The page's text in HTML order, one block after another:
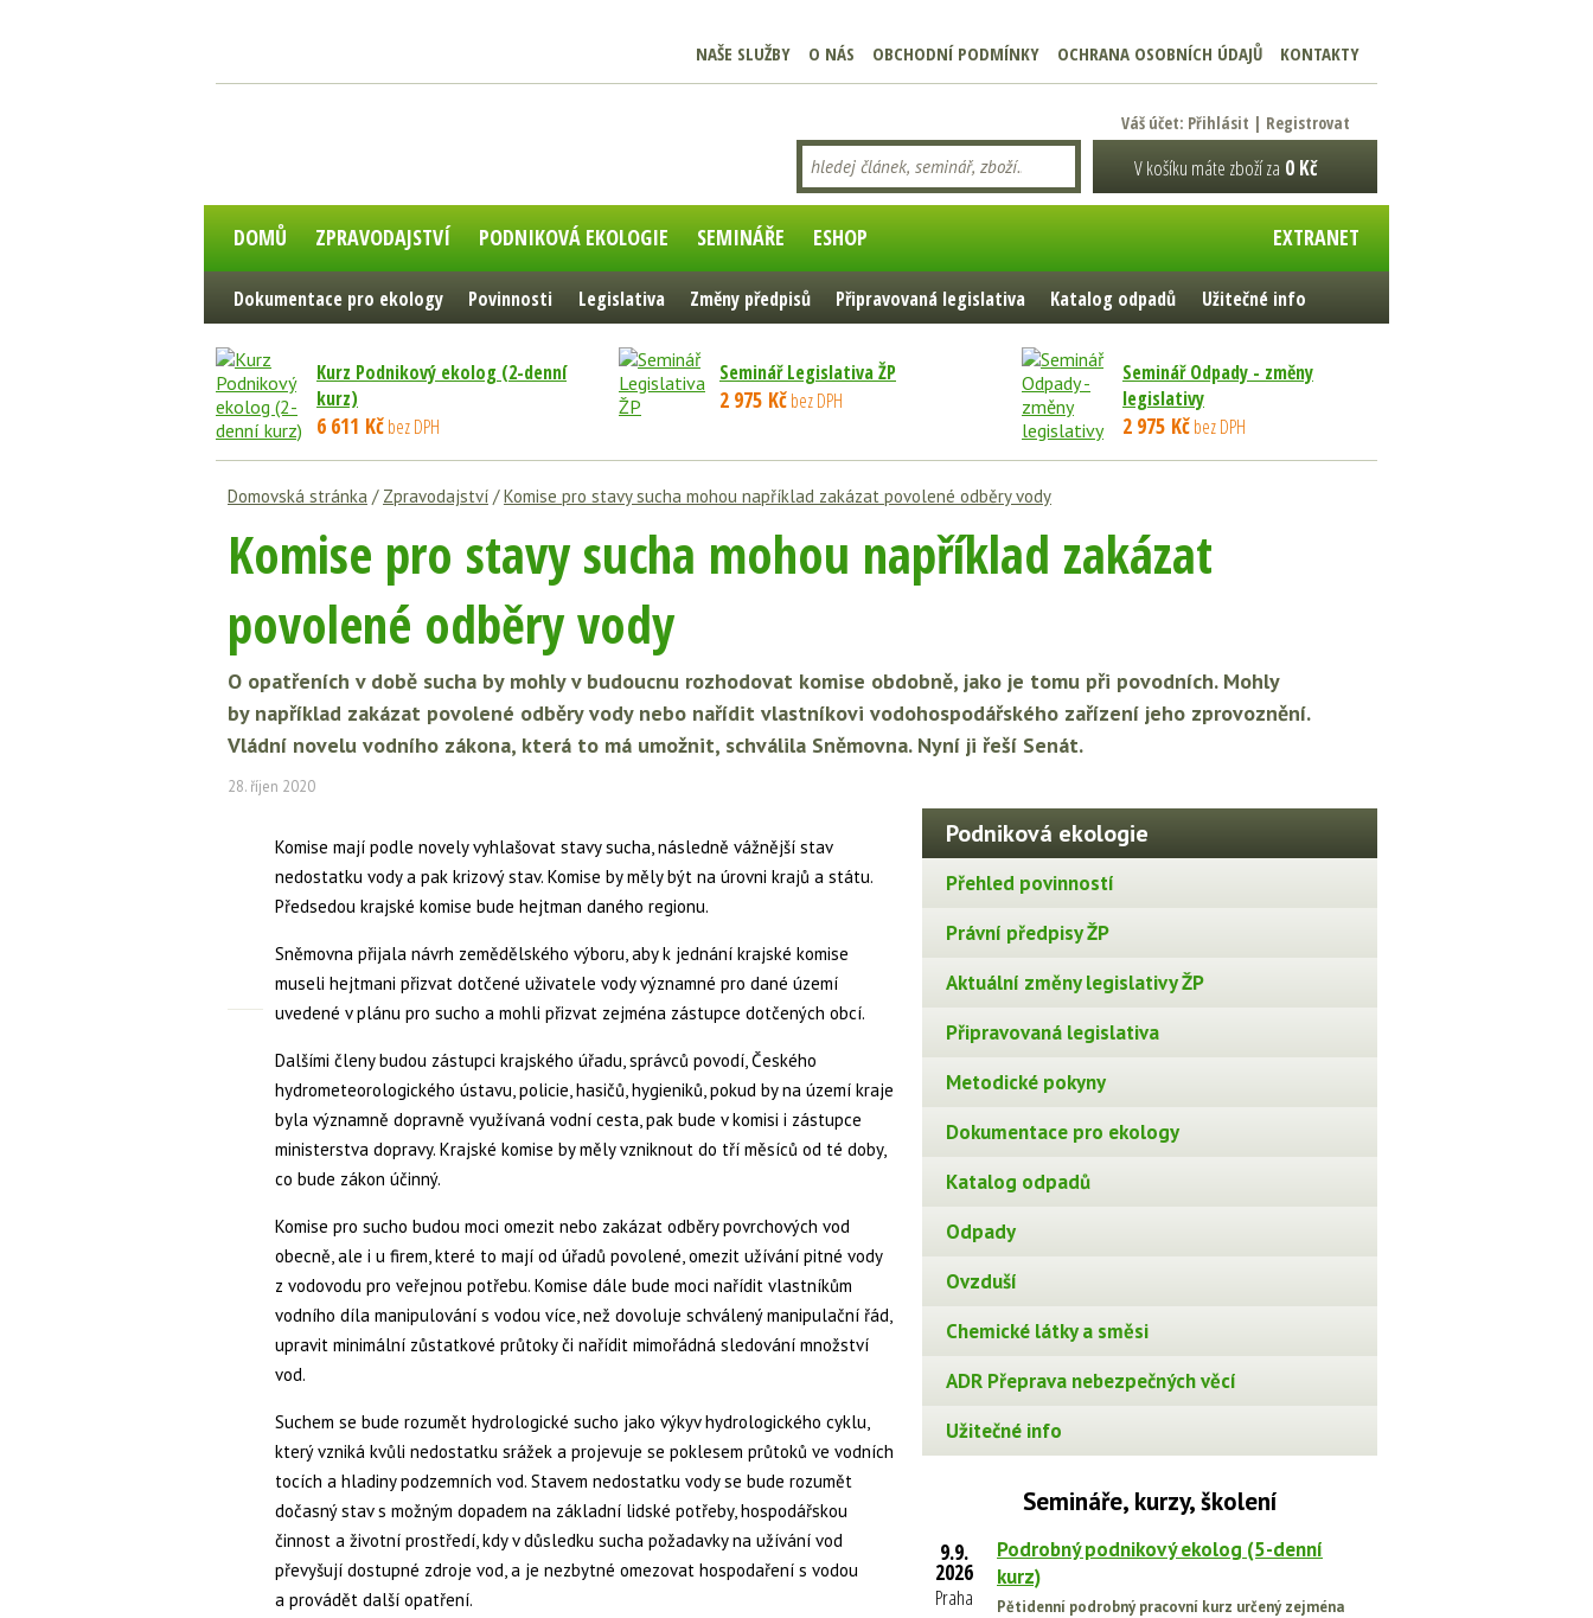
NAŠE SLUŽBY O NÁS OBCHODNÍ PODMÍNKY OCHRANA OSOBNÍCH ÚDAJŮ KONTAKTY
Váš účet: Přihlásit | Registrovat
V košíku máte zboží za 0 Kč
DOMŮ ZPRAVODAJSTVÍ PODNIKOVÁ EKOLOGIE SEMINÁŘE ESHOP EXTRANET
Dokumentace pro ekology Povinnosti Legislativa Změny předpisů Připravovaná legislativa Katalog odpadů Užitečné info
Kurz Podnikový ekolog (2-denní
kurz)
6 611 Kčbez DPH
Seminář Legislativa ŽP
2 975 Kčbez DPH
Seminář Odpady - změny
legislativy
2 975 Kčbez DPH
Domovská stránka / Zpravodajství /Komise pro stavy sucha mohou například zakázat povolené odběry vody
Komise pro stavy sucha mohou například zakázat
povolené odběry vody
O opatřeních v době sucha by mohly v budoucnu rozhodovat komise obdobně, jako je tomu při povodních. Mohly
by například zakázat povolené odběry vody nebo nařídit vlastníkovi vodohospodářského zařízení jeho zprovoznění.
Vládní novelu vodního zákona, která to má umožnit, schválila Sněmovna. Nyní ji řeší Senát.
28. říjen 2020
Komise mají podle novely vyhlašovat stavy sucha, následně vážnější stav
nedostatku vody a pak krizový stav. Komise by měly být na úrovni krajů a státu.
Předsedou krajské komise bude hejtman daného regionu.
Sněmovna přijala návrh zemědělského výboru, aby k jednání krajské komise
museli hejtmani přizvat dotčené uživatele vody významné pro dané území
uvedené v plánu pro sucho a mohli přizvat zejména zástupce dotčených obcí.
Dalšími členy budou zástupci krajského úřadu, správců povodí, Českého
hydrometeorologického ústavu, policie, hasičů, hygieniků, pokud by na území kraje
byla významně dopravně využívaná vodní cesta, pak bude v komisi i zástupce
ministerstva dopravy. Krajské komise by měly vzniknout do tří měsíců od té doby,
co bude zákon účinný.
Komise pro sucho budou moci omezit nebo zakázat odběry povrchových vod
obecně, ale i u firem, které to mají od úřadů povolené, omezit užívání pitné vody
z vodovodu pro veřejnou potřebu. Komise dále bude moci nařídit vlastníkům
vodního díla manipulování s vodou více, než dovoluje schválený manipulační řád,
upravit minimální zůstatkové průtoky či nařídit mimořádná sledování množství
vod.
Suchem se bude rozumět hydrologické sucho jako výkyv hydrologického cyklu,
který vzniká kvůli nedostatku srážek a projevuje se poklesem průtoků ve vodních
tocích a hladiny podzemních vod. Stavem nedostatku vody se bude rozumět
dočasný stav s možným dopadem na základní lidské potřeby, hospodářskou
činnost a životní prostředí, kdy v důsledku sucha požadavky na užívání vod
převyšují dostupné zdroje vod, a je nezbytné omezovat hospodaření s vodou
a provádět další opatření.
Podniková ekologie
Přehled povinností
Právní předpisy ŽP
Aktuální změny legislativy ŽP
Připravovaná legislativa
Metodické pokyny
Dokumentace pro ekology
Katalog odpadů
Odpady
Ovzduší
Chemické látky a směsi
ADR Přeprava nebezpečných věcí
Užitečné info
Semináře, kurzy, školení
9.9.
2026
Praha
Podrobný podnikový ekolog (5-denní
kurz)
Pětidenní podrobný pracovní kurz určený zejména